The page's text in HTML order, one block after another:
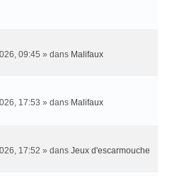
09:45 » dans Malifaux
17:53 » dans Malifaux
17:52 » dans Jeux d'escarmouche